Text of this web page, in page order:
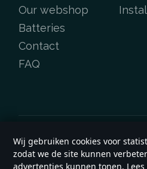
Our webshop
Batteries
Contact
FAQ
Copyright &copy 2026
General terms and
Wij gebruiken cookies voor
zodat we de site kunnen
advertenties kunnen tonen.